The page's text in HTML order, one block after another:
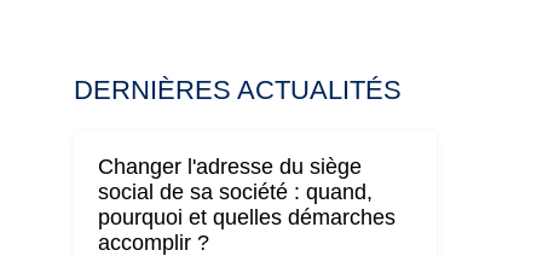
DERNIÈRES ACTUALITÉS
Changer l'adresse du siège
social de sa société : quand,
pourquoi et quelles démarches
accomplir ?